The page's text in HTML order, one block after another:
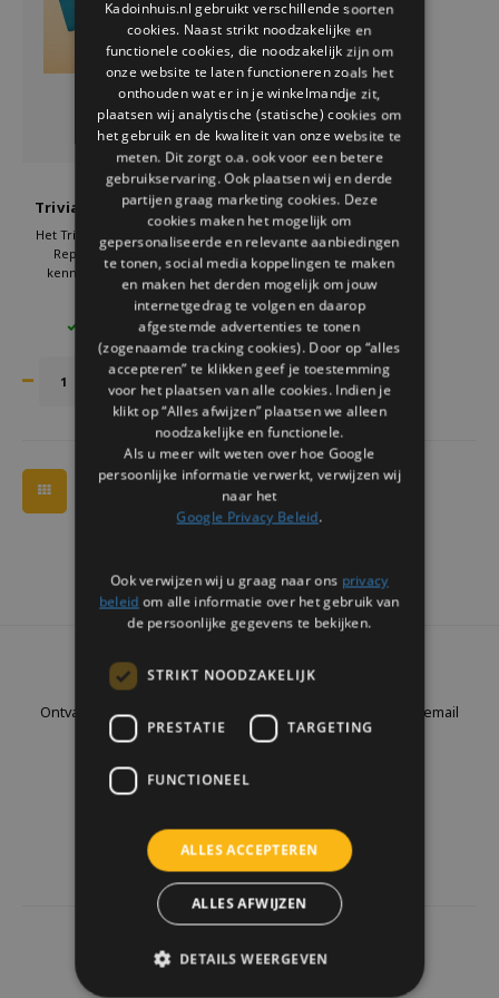
Welke Zwitscherbox past bij jou?
Zwitscherbox als cadeau
Kraamcadeau
Verlichting
Wanddecoratie
Leesbrillen
Sieraden
Storytiles
Gift Republic
Trivia Spel After Dinner
Het Trivia Spel After Dinner Gift
Republic is een compacte
kennisquiz in het Engels. Dit
tafelspel zit vol verrassende
vragen en uitdagingen. Perfect
voor diners, feestjes en als
origineel cadeau voor
quizliefhebbers.
€8,95
7 OP VOORRAAD
Nieuwsbrief
Ontvang de laatste updates, nieuws en aanbiedingen via email
4441reviews
ENGLISH
Kadoinhuis.nl gebruikt verschillende soorten
cookies. Naast strikt noodzakelijke en
functionele cookies, die noodzakelijk zijn om
onze website te laten functioneren zoals het
onthouden wat er in je winkelmandje zit,
plaatsen wij analytische (statische) cookies om
het gebruik en de kwaliteit van onze website te
meten. Dit zorgt o.a. ook voor een betere
gebruikservaring. Ook plaatsen wij en derde
partijen graag marketing cookies. Deze
cookies maken het mogelijk om
gepersonaliseerde en relevante aanbiedingen
te tonen, social media koppelingen te maken
en maken het derden mogelijk om jouw
internetgedrag te volgen en daarop
afgestemde advertenties te tonen
(zogenaamde tracking cookies). Door op “alles
accepteren” te klikken geef je toestemming
voor het plaatsen van alle cookies. Indien je
klikt op “Alles afwijzen” plaatsen we alleen
noodzakelijke en functionele.
Als u meer wilt weten over hoe Google
persoonlijke informatie verwerkt, verwijzen wij
naar het
Google Privacy Beleid.
Ook verwijzen wij u graag naar ons privacy
beleid om alle informatie over het gebruik van
de persoonlijke gegevens te bekijken.
STRIKT NOODZAKELIJK
PRESTATIE TARGETING
FUNCTIONEEL
ALLES ACCEPTEREN
ALLES AFWIJZEN
DETAILS WEERGEVEN